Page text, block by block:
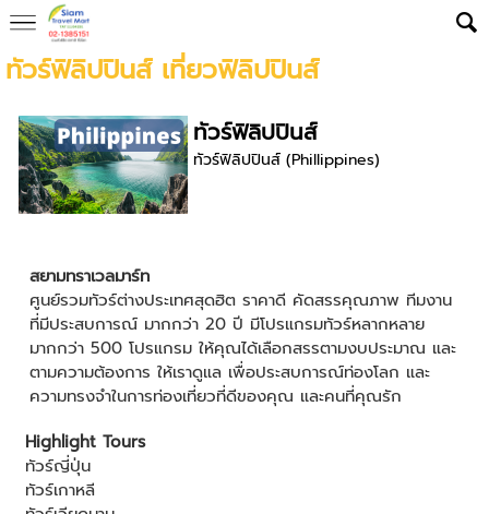
ทัวร์ฟิลิปปินส์ เที่ยวฟิลิปปินส์
ทัวร์ฟิลิปปินส์
ทัวร์ฟิลิปปินส์ (Phillippines)
สยามทราเวลมาร์ท
ศูนย์รวมทัวร์ต่างประเทศสุดฮิต ราคาดี คัดสรรคุณภาพ ทีมงาน
ที่มีประสบการณ์ มากกว่า 20 ปี มีโปรแกรมทัวร์หลากหลาย
มากกว่า 500 โปรแกรม ให้คุณได้เลือกสรรตามงบประมาณ และ
ตามความต้องการ ให้เราดูแล เพื่อประสบการณ์ท่องโลก และ
ความทรงจำในการท่องเที่ยวที่ดีของคุณ และคนที่คุณรัก
Highlight Tours
ทัวร์ญี่ปุ่น
ทัวร์เกาหลี